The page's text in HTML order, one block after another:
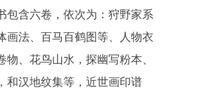
包含六卷，依次为：狩野家系
画法、百马百鹤图等、人物衣
物、花鸟山水，探幽写粉本、
和汉地纹集等，近世画印谱